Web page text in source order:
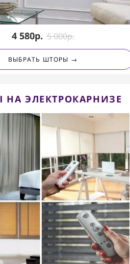
4 580р. 5 000р.
ВЫБРАТЬ ШТОРЫ →
НА ЭЛЕКТРОКАРНИЗЕ